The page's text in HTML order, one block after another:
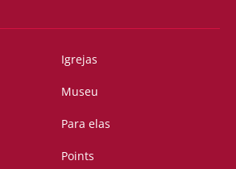
Igrejas
Museu
Para elas
Points